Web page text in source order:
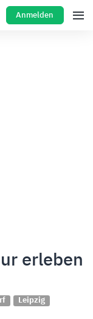
Anmelden
erleben
Leipzig